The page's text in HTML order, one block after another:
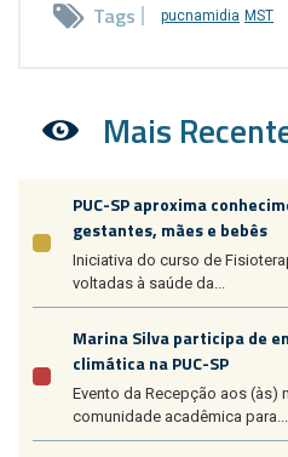
Tags pucnamidia MST
Mais
PUC-SP aproxima
gestantes, mães e bebês
Iniciativa do curso de
voltadas à saúde da...
Marina Silva participa de
climática na PUC-SP
Evento da Recepção aos (às)
comunidade acadêmica para...